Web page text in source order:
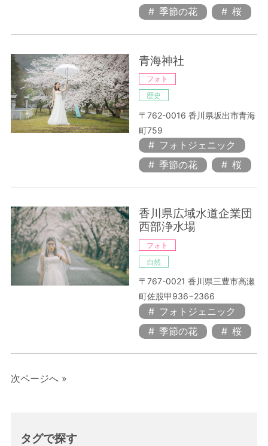
季節の花
桜
青海神社
フォト
歴史
〒762-0016 香川県坂出市青海
町759
フォトジェニック
季節の花
桜
香川県広域水道企業団
西部浄水場
フォト
自然
〒767-0021 香川県三豊市高瀬
町佐股甲936−2366
フォトジェニック
季節の花
桜
次ページへ »
タグで探す